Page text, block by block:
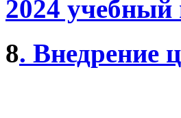
2024 учебный
8. Внедрение